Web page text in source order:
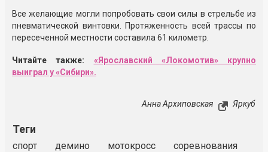
Все желающие могли попробовать свои силы в стрельбе из
пневматической винтовки. Протяженность всей трассы по
пересеченной местности составила 61 километр.
Читайте также:
«Ярославский «Локомотив» крупно
выиграл у «Сибири».
Анна Архиповская Яркуб
Теги
спорт демино мотокросс
соревнования